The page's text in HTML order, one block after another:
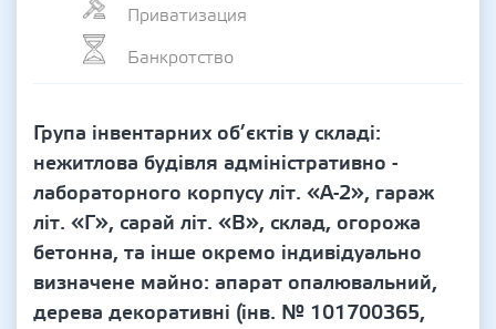
Приватизация
Банкротство
Група інвентарних об’єктів у складі:
нежитлова будівля адміністративно -
лабораторного корпусу літ. «А-2», гараж
літ. «Г», сарай літ. «В», склад, огорожа
бетонна, та інше окремо індивідуально
визначене майно: апарат опалювальний,
дерева декоративні (інв. № 101700365,